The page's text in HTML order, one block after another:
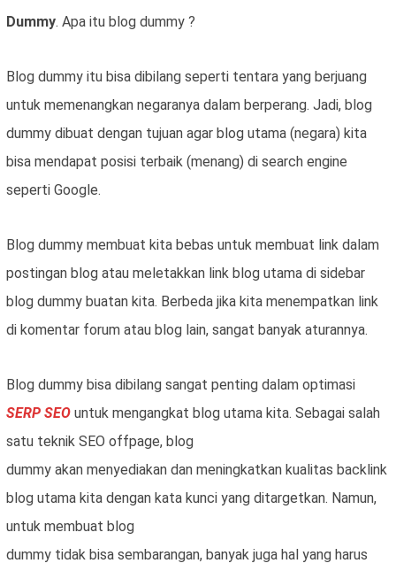
Dummy. Apa itu blog dummy ?
Blog dummy itu bisa dibilang seperti tentara yang berjuang
untuk memenangkan negaranya dalam berperang. Jadi, blog
dummy dibuat dengan tujuan agar blog utama (negara) kita
bisa mendapat posisi terbaik (menang) di search engine
seperti Google.
Blog dummy membuat kita bebas untuk membuat link dalam
postingan blog atau meletakkan link blog utama di sidebar
blog dummy buatan kita. Berbeda jika kita menempatkan link
di komentar forum atau blog lain, sangat banyak aturannya.
Blog dummy bisa dibilang sangat penting dalam optimasi
SERP SEO untuk mengangkat blog utama kita. Sebagai salah
satu teknik SEO offpage, blog
dummy akan menyediakan dan meningkatkan kualitas backlink
blog utama kita dengan kata kunci yang ditargetkan. Namun,
untuk membuat blog
dummy tidak bisa sembarangan, banyak juga hal yang harus